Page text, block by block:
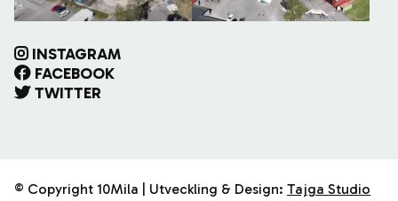
INSTAGRAM
FACEBOOK
TWITTER
© Copyright 10Mila | Utveckling & Design: Tajga Studio